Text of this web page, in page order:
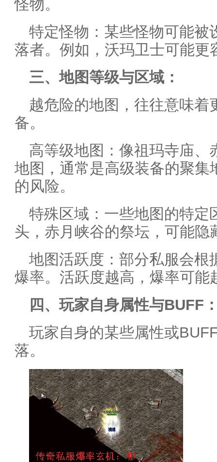
怪物。
特定怪物：某些怪物可能被
落者。例如，沃玛卫士可能更
三、地图等级与区域：
越危险的地图，往往意味着
备。
高等级地图：像祖玛寺庙、
地图，通常是高级装备的聚集
的风险。
特殊区域：一些地图的特定
头，赤月峡谷的祭坛，可能隐
地图活跃度：部分私服会根
爆率。活跃度越高，爆率可能
四、玩家自身属性与BUFF
玩家自身的某些属性或
落。